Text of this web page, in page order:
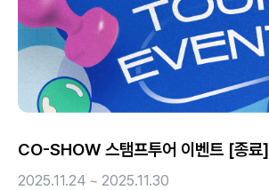
CO-SHOW 스탬프투어 이벤트 [종료]
2025.11.24 ~ 2025.11.30